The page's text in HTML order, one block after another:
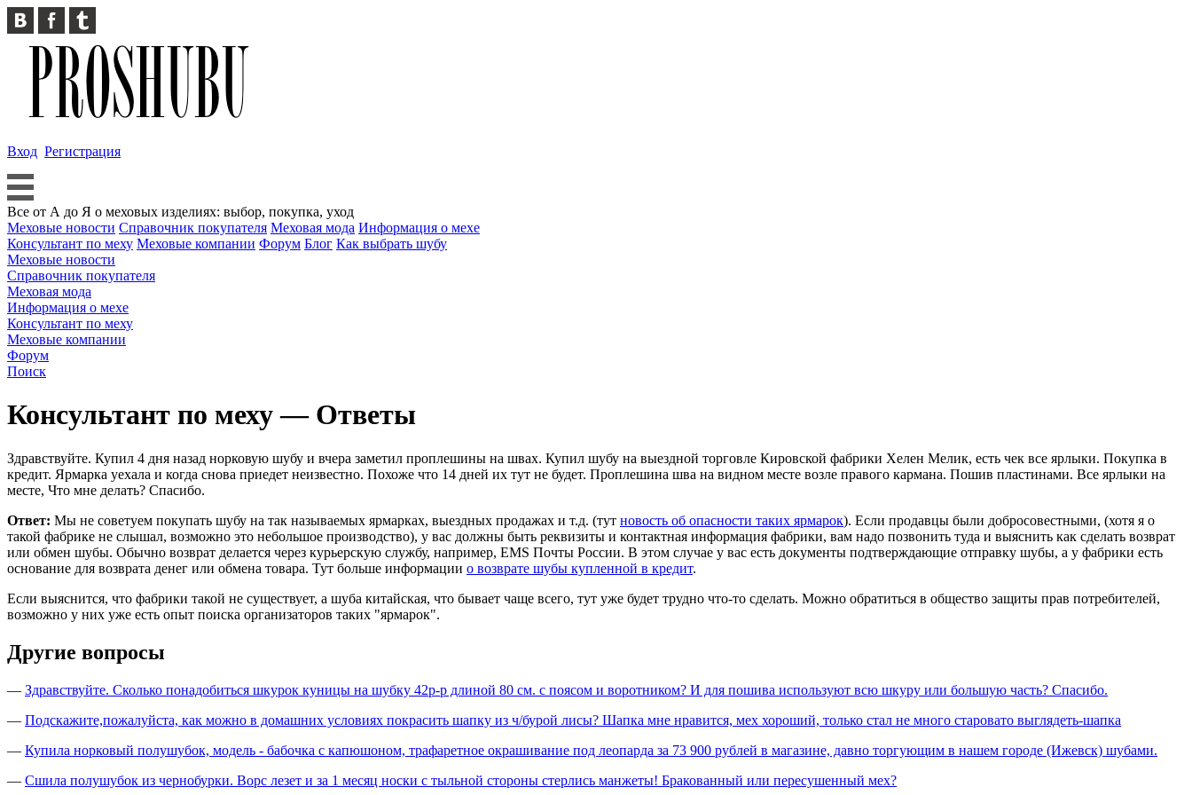
Вход Регистрация
Все от А до Я о меховых изделиях: выбор, покупка, уход
Меховые новости Справочник покупателя Меховая мода Информация о мехе
Консультант по меху Меховые компании Форум Блог Как выбрать шубу
Меховые новости
Справочник покупателя
Меховая мода
Информация о мехе
Консультант по меху
Меховые компании
Форум
Поиск
Консультант по меху — Ответы
Здравствуйте. Купил 4 дня назад норковую шубу и вчера заметил проплешины на швах. Купил шубу на выездной торговле Кировской фабрики Хелен Мелик, есть чек все ярлыки. Покупка в
кредит. Ярмарка уехала и когда снова приедет неизвестно. Похоже что 14 дней их тут не будет. Проплешина шва на видном месте возле правого кармана. Пошив пластинами. Все ярлыки на
месте, Что мне делать? Спасибо.
Ответ: Мы не советуем покупать шубу на так называемых ярмарках, выездных продажах и т.д. (тут новость об опасности таких ярмарок). Если продавцы были добросовестными, (хотя я о
такой фабрике не слышал, возможно это небольшое производство), у вас должны быть реквизиты и контактная информация фабрики, вам надо позвонить туда и выяснить как сделать возврат
или обмен шубы. Обычно возврат делается через курьерскую службу, например, EMS Почты России. В этом случае у вас есть документы подтверждающие отправку шубы, а у фабрики есть
основание для возврата денег или обмена товара. Тут больше информации о возврате шубы купленной в кредит.
Если выяснится, что фабрики такой не существует, а шуба китайская, что бывает чаще всего, тут уже будет трудно что-то сделать. Можно обратиться в общество защиты прав потребителей,
возможно у них уже есть опыт поиска организаторов таких "ярмарок".
Другие вопросы
— Здравствуйте. Сколько понадобиться шкурок куницы на шубку 42р-р длиной 80 см. с поясом и воротником? И для пошива используют всю шкуру или большую часть? Спасибо.
— Подскажите,пожалуйста, как можно в домашних условиях покрасить шапку из ч/бурой лисы? Шапка мне нравится, мех хороший, только стал не много старовато выглядеть-шапка
— Купила норковый полушубок, модель - бабочка с капюшоном, трафаретное окрашивание под леопарда за 73 900 рублей в магазине, давно торгующим в нашем городе (Ижевск) шубами.
— Сшила полушубок из чернобурки. Ворс лезет и за 1 месяц носки с тыльной стороны стерлись манжеты! Бракованный или пересушенный мех?